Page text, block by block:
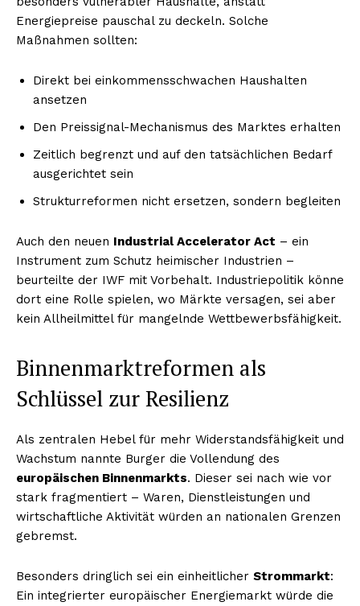
Energiepreise pauschal zu deckeln. Solche
Maßnahmen sollten:
Direkt bei einkommensschwachen Haushalten
ansetzen
Den Preissignal-Mechanismus des Marktes erhalten
Zeitlich begrenzt und auf den tatsächlichen Bedarf
ausgerichtet sein
Strukturreformen nicht ersetzen, sondern begleiten
Auch den neuen Industrial Accelerator Act – ein
Instrument zum Schutz heimischer Industrien –
beurteilte der IWF mit Vorbehalt. Industriepolitik könne
dort eine Rolle spielen, wo Märkte versagen, sei aber
kein Allheilmittel für mangelnde Wettbewerbsfähigkeit.
Binnenmarktreformen als
Schlüssel zur Resilienz
Als zentralen Hebel für mehr Widerstandsfähigkeit und
Wachstum nannte Burger die Vollendung des
europäischen Binnenmarkts. Dieser sei nach wie vor
stark fragmentiert – Waren, Dienstleistungen und
wirtschaftliche Aktivität würden an nationalen Grenzen
gebremst.
Besonders dringlich sei ein einheitlicher Strommarkt:
Ein integrierter europäischer Energiemarkt würde die